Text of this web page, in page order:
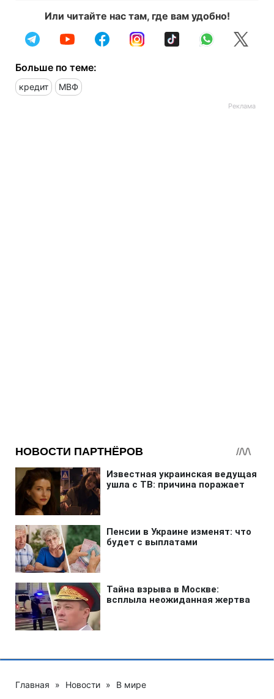
Или читайте нас там, где вам удобно!
Больше по теме:
кредит МВФ
Главная » Новости » В мире